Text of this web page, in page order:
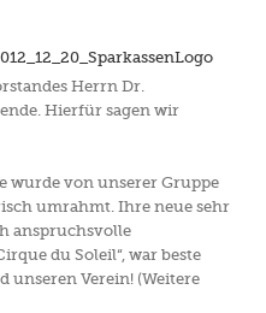
Herrn Dr.
Hierfür sagen wir
wurde von unserer Gruppe
umrahmt. Ihre neue sehr
anspruchsvolle
du Soleil“, war beste
unseren Verein! (Weitere